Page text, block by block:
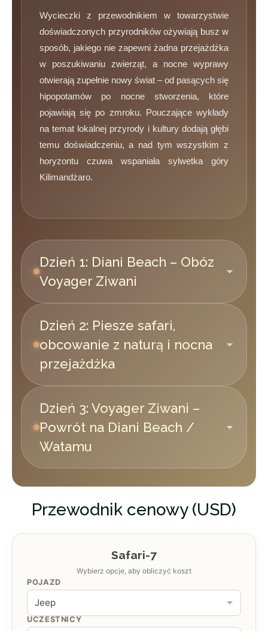
Wycieczki z przewodnikiem w towarzystwie
doświadczonych przyrodników ożywiają busz w
sposób, jakiego nie zapewni żadna przejażdżka
w poszukiwaniu zwierząt, a nocne wyprawy
otwierają zupełnie nowy świat – od pasących się
hipopotamów po nocne stworzenia, które
pojawiają się po zmroku. Pouczające wykłady
na temat lokalnej przyrody i kultury dodają głębi
temu doświadczeniu, a nad tym wszystkim z
horyzontu czuwa wspaniała sylwetka góry
Kilimandżaro.
Dzień 1: Diani Beach – Obóz
Voyager Ziwani
ZAKWATEROWANIE
Voyager Ziwani Tented Camp
Dzień 2: Piesze safari,
obcowanie z naturą i nocna
przejażdżka
Dzień 3: Voyager Ziwani –
Powrót na Diani Beach /
Watamu
Przewodnik cenowy (USD)
Safari-7
Wybierz opcje, aby obliczyć koszt
POJAZD
UCZESTNICY